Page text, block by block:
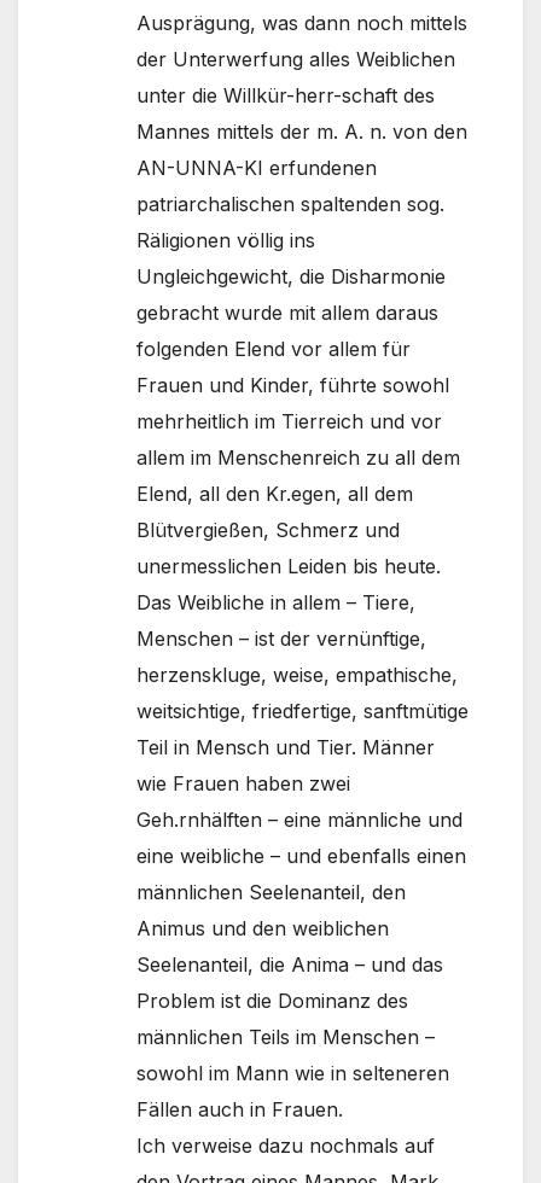
Ausprägung, was dann noch mittels
der Unterwerfung alles Weiblichen
unter die Willkür-herr-schaft des
Mannes mittels der m. A. n. von den
AN-UNNA-KI erfundenen
patriarchalischen spaltenden sog.
Räligionen völlig ins
Ungleichgewicht, die Disharmonie
gebracht wurde mit allem daraus
folgenden Elend vor allem für
Frauen und Kinder, führte sowohl
mehrheitlich im Tierreich und vor
allem im Menschenreich zu all dem
Elend, all den Kr.egen, all dem
Blütvergießen, Schmerz und
unermesslichen Leiden bis heute.
Das Weibliche in allem – Tiere,
Menschen – ist der vernünftige,
herzenskluge, weise, empathische,
weitsichtige, friedfertige, sanftmütige
Teil in Mensch und Tier. Männer
wie Frauen haben zwei
Geh.rnhälften – eine männliche und
eine weibliche – und ebenfalls einen
männlichen Seelenanteil, den
Animus und den weiblichen
Seelenanteil, die Anima – und das
Problem ist die Dominanz des
männlichen Teils im Menschen –
sowohl im Mann wie in selteneren
Fällen auch in Frauen.
Ich verweise dazu nochmals auf